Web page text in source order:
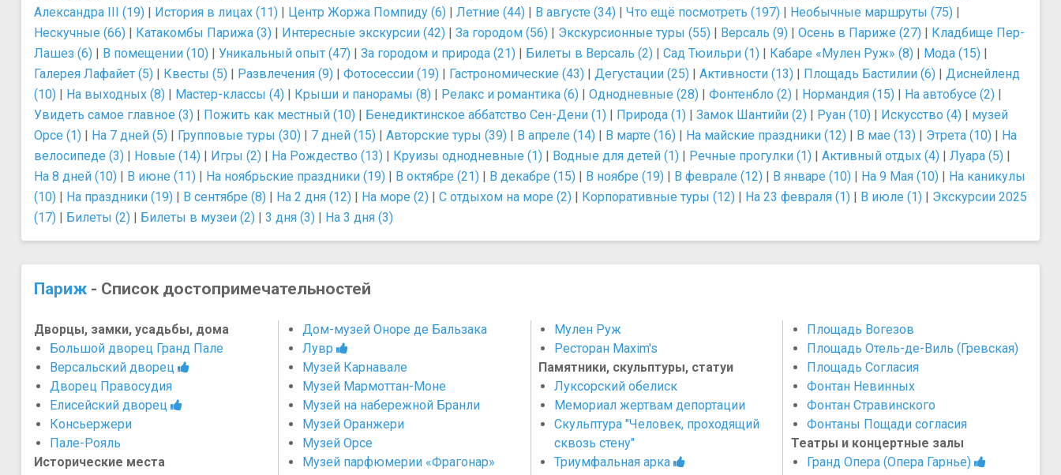
Александра III (19) | История в лицах (11) | Центр Жоржа Помпиду (6) | Летние (44) | В августе (34) | Что ещё посмотреть (197) | Необычные маршруты (75) |
Нескучные (66) | Катакомбы Парижа (3) | Интересные экскурсии (42) | За городом (56) | Экскурсионные туры (55) | Версаль (9) | Осень в Париже (27) | Кладбище Пер-
Лашез (6) | В помещении (10) | Уникальный опыт (47) | За городом и природа (21) | Билеты в Версаль (2) | Сад Тюильри (1) | Кабаре «Мулен Руж» (8) | Мода (15) |
Галерея Лафайет (5) | Квесты (5) | Развлечения (9) | Фотосессии (19) | Гастрономические (43) | Дегустации (25) | Активности (13) | Площадь Бастилии (6) | Диснейленд
(10) | На выходных (8) | Мастер-классы (4) | Крыши и панорамы (8) | Релакс и романтика (6) | Однодневные (28) | Фонтенбло (2) | Нормандия (15) | На автобусе (2) |
Увидеть самое главное (3) | Пожить как местный (10) | Бенедиктинское аббатство Сен-Дени (1) | Природа (1) | Замок Шантийи (2) | Руан (10) | Искусство (4) | музей
Орсе (1) | На 7 дней (5) | Групповые туры (30) | 7 дней (15) | Авторские туры (39) | В апреле (14) | В марте (16) | На майские праздники (12) | В мае (13) | Этрета (10) | На
велосипеде (3) | Новые (14) | Игры (2) | На Рождество (13) | Круизы однодневные (1) | Водные для детей (1) | Речные прогулки (1) | Активный отдых (4) | Луара (5) |
На 8 дней (10) | В июне (11) | На ноябрьские праздники (19) | В октябре (21) | В декабре (15) | В ноябре (19) | В феврале (12) | В январе (10) | На 9 Мая (10) | На каникулы
(10) | На праздники (19) | В сентябре (8) | На 2 дня (12) | На море (2) | С отдыхом на море (2) | Корпоративные туры (12) | На 23 февраля (1) | В июле (1) | Экскурсии 2025
(17) | Билеты (2) | Билеты в музеи (2) | 3 дня (3) | На 3 дня (3)
Париж - Список достопримечательностей
Дворцы, замки, усадьбы, дома
Большой дворец Гранд Пале
Версальский дворец
Дворец Правосудия
Елисейский дворец
Консьержери
Пале-Рояль
Исторические места
Дом-музей Оноре де Бальзака
Лувр
Музей Карнавале
Музей Мармоттан-Моне
Музей на набережной Бранли
Музей Оранжери
Музей Орсе
Музей парфюмерии «Фрагонар»
Мулен Руж
Ресторан Maxim's
Памятники, скульптуры, статуи
Луксорский обелиск
Мемориал жертвам депортации
Скульптура "Человек, проходящий
сквозь стену"
Триумфальная арка
Площадь Вогезов
Площадь Отель-де-Виль (Гревская)
Площадь Согласия
Фонтан Невинных
Фонтан Стравинского
Фонтаны Пощади согласия
Театры и концертные залы
Гранд Опера (Опера Гарнье)